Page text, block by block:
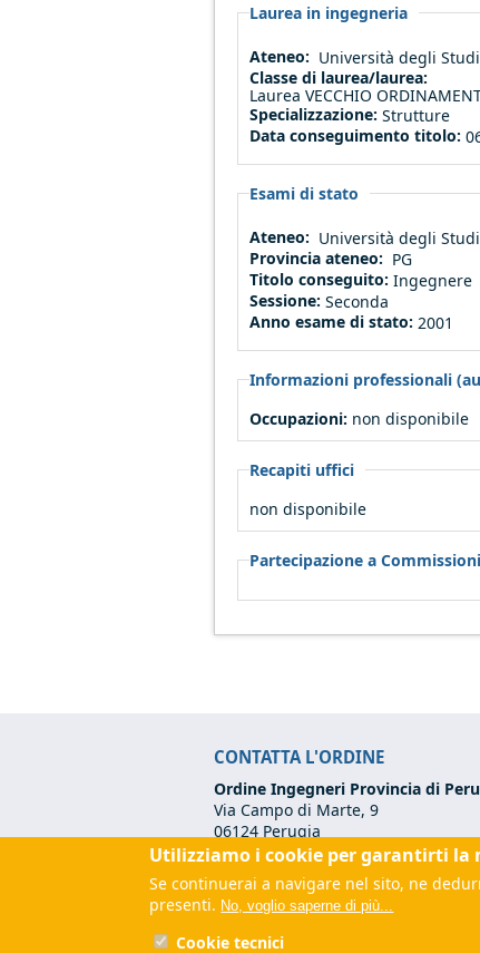
Laurea in ingegneria
Ateneo: Università degli Studi
Classe di laurea/laurea:
Laurea VECCHIO
Specializzazione: Strutture
Data conseguimento titolo:
Esami di stato
Ateneo: Università degli Studi
Provincia ateneo: PG
Titolo conseguito: Ingegnere
Sessione: Seconda
Anno esame di stato: 2001
Informazioni professionali
Occupazioni: non disponibile
Recapiti uffici
non disponibile
Partecipazione a Commissioni
CONTATTA L'ORDINE
Ordine Ingegneri Provincia di
Via Campo di Marte, 9
06124 Perugia
Codice Fiscale:80017570542
Tel:+39 075 500 12 00
Email:
Utilizziamo i cookie per garantirti la
Se continuerai a navigare nel sito, ne
presenti. No, voglio saperne di più...
Cookie tecnici